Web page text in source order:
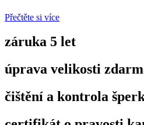
Přečtěte si více
záruka 5 let
úprava velikosti
čištění a kontrola